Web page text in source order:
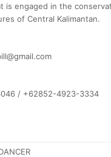
is engaged in the
of Central Kalimantan.
/ +62852-4923-3334